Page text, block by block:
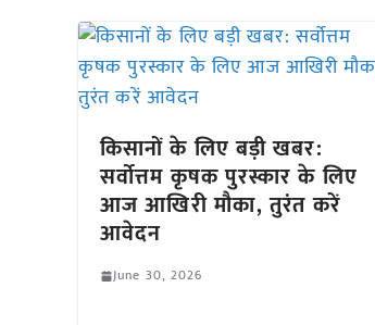
किसानों के लिए बड़ी खबर:
सर्वोत्तम कृषक पुरस्कार के लिए
आज आखिरी मौका, तुरंत करें
आवेदन
June 30, 2026